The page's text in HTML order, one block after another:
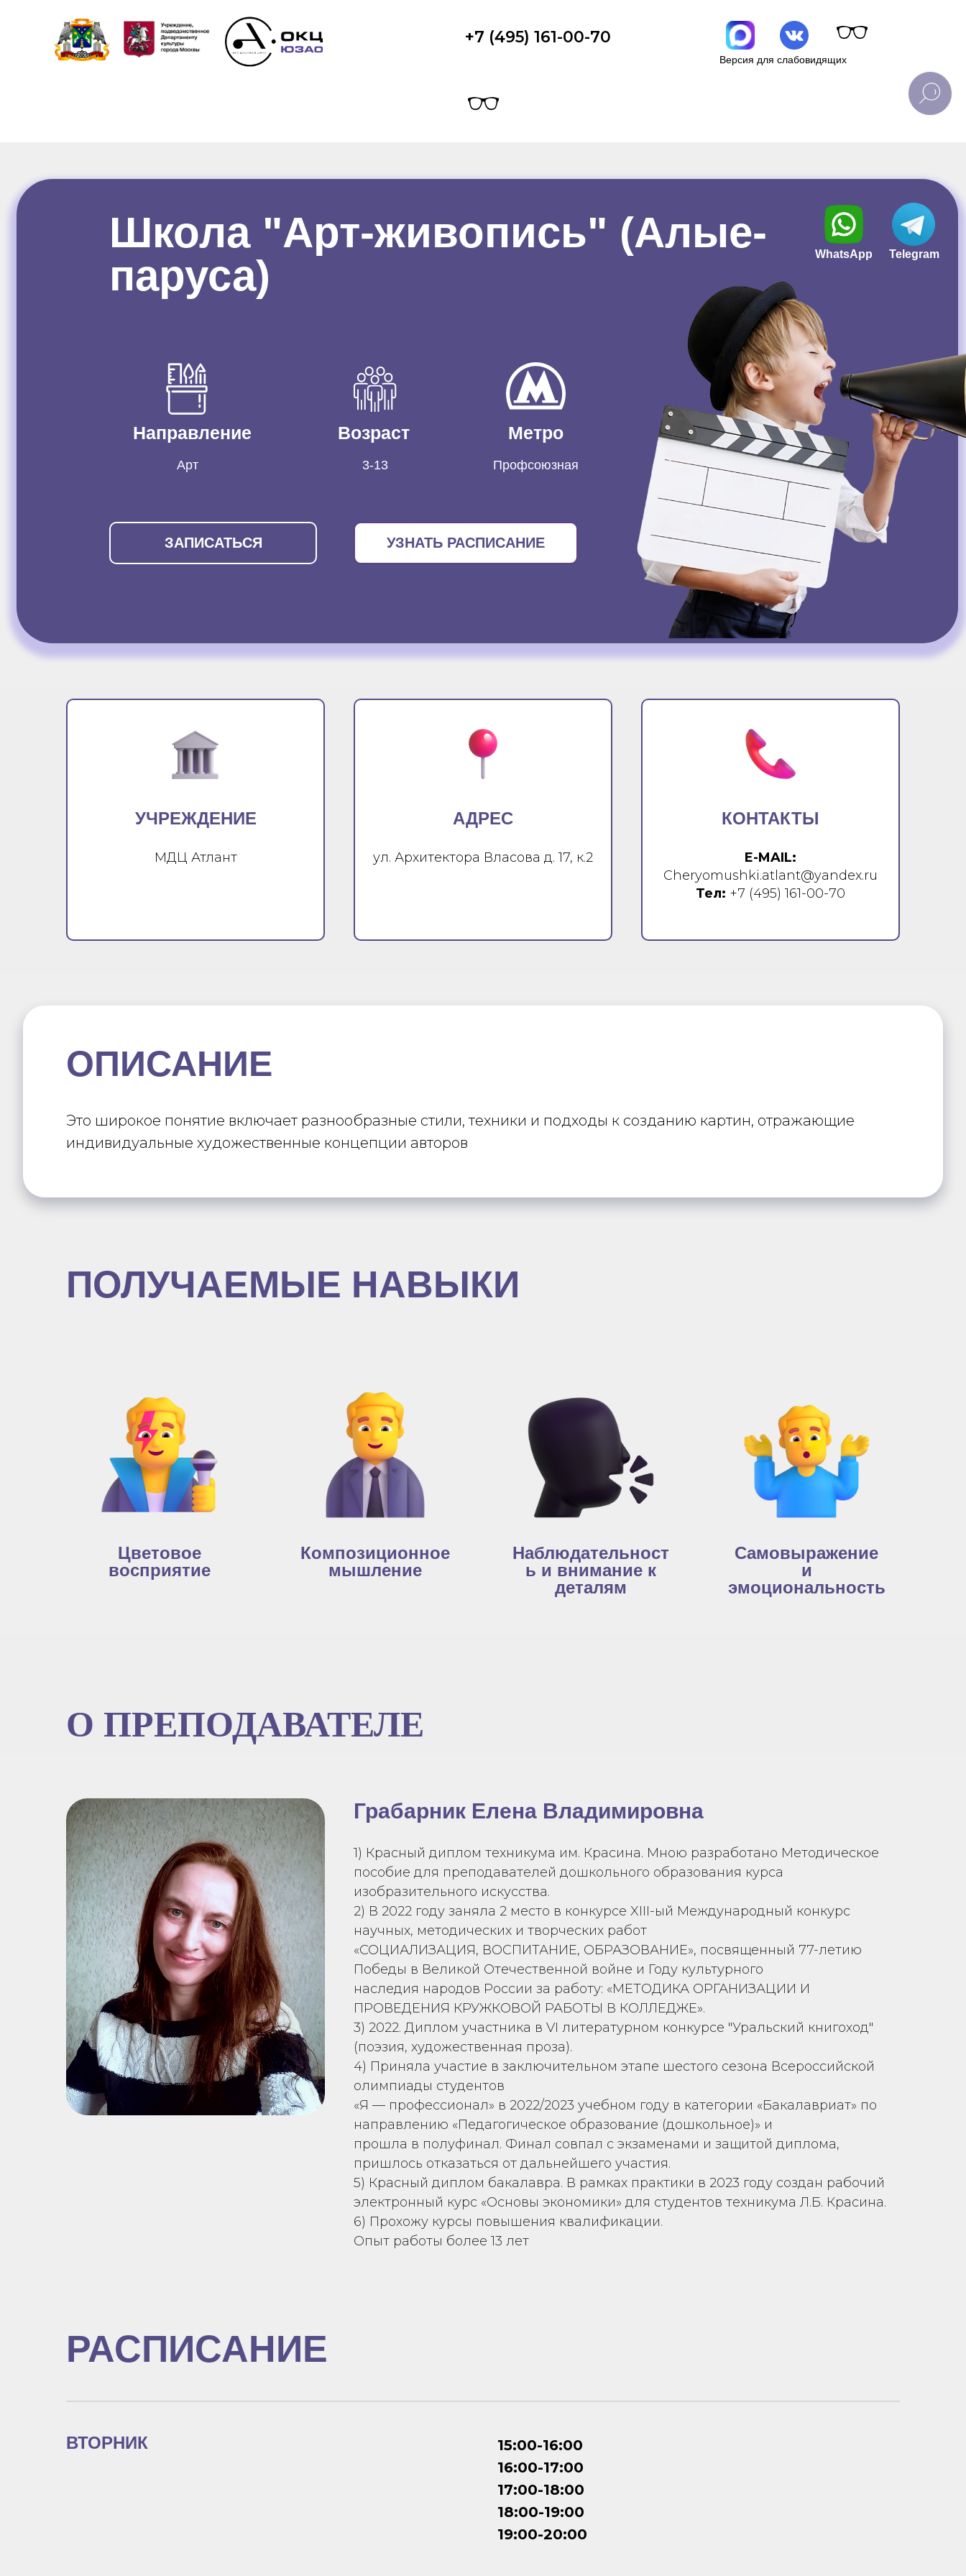
Версия для слабовидящих
+7 (495) 161-00-70
Школа "Арт-живопись" (Алые-
паруса)
Направление
Арт
Возраст
3-13
Метро
Профсоюзная
Telegram
WhatsApp
УЗНАТЬ РАСПИСАНИЕ
ЗАПИСАТЬСЯ
УЧРЕЖДЕНИЕ
МДЦ Атлант
АДРЕС
ул. Архитектора Власова д. 17, к.2
КОНТАКТЫ
E-MAIL:
Cheryomushki.atlant@yandex.ru
Тел: +7 (495) 161-00-70
ОПИСАНИЕ
Это широкое понятие включает разнообразные стили, техники и подходы к созданию картин, отражающие
индивидуальные художественные концепции авторов
ПОЛУЧАЕМЫЕ НАВЫКИ
Цветовое
восприятие
Композиционное
мышление
Наблюдательност
ь и внимание к
деталям
Самовыражение
и
эмоциональность
О ПРЕПОДАВАТЕЛЕ
Грабарник Елена Владимировна
1) Красный диплом техникума им. Красина. Мною разработано Методическое
пособие для преподавателей дошкольного образования курса
изобразительного искусства.
2) В 2022 году заняла 2 место в конкурсе XIII-ый Международный конкурс
научных, методических и творческих работ
«СОЦИАЛИЗАЦИЯ, ВОСПИТАНИЕ, ОБРАЗОВАНИЕ», посвященный 77-летию
Победы в Великой Отечественной войне и Году культурного
наследия народов России за работу: «МЕТОДИКА ОРГАНИЗАЦИИ И
ПРОВЕДЕНИЯ КРУЖКОВОЙ РАБОТЫ В КОЛЛЕДЖЕ».
3) 2022. Диплом участника в VI литературном конкурсе "Уральский книгоход"
(поэзия, художественная проза).
4) Приняла участие в заключительном этапе шестого сезона Всероссийской
олимпиады студентов
«Я — профессионал» в 2022/2023 учебном году в категории «Бакалавриат» по
направлению «Педагогическое образование (дошкольное)» и
прошла в полуфинал. Финал совпал с экзаменами и защитой диплома,
пришлось отказаться от дальнейшего участия.
5) Красный диплом бакалавра. В рамках практики в 2023 году создан рабочий
электронный курс «Основы экономики» для студентов техникума Л.Б. Красина.
6) Прохожу курсы повышения квалификации.
Опыт работы более 13 лет
РАСПИСАНИЕ
ВТОРНИК
15:00-16:00
16:00-17:00
17:00-18:00
18:00-19:00
19:00-20:00